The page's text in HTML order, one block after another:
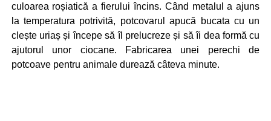
culoarea roșiatică a fierului încins. Când metalul a ajuns
la temperatura potrivită, potcovarul apucă bucata cu un
clește uriaș și începe să îl prelucreze și să îi dea formă cu
ajutorul unor ciocane. Fabricarea unei perechi de
potcoave pentru animale durează câteva minute.